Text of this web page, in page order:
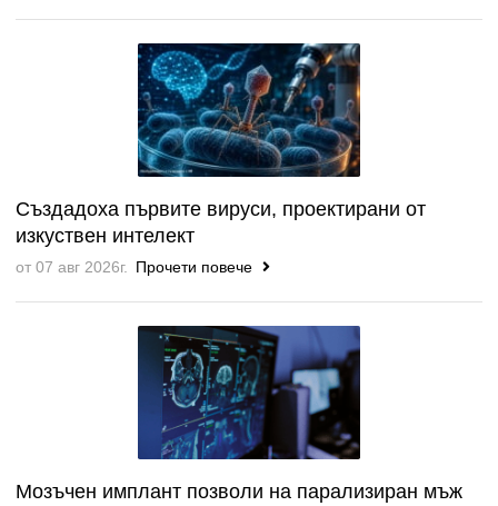
Създадоха първите вируси, проектирани от
изкуствен интелект
от 07 авг 2026г. Прочети повече
Мозъчен имплант позволи на парализиран мъж